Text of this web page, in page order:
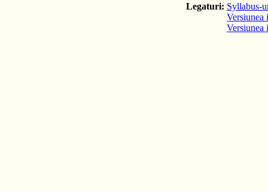
Legaturi: Syllabus-
Versiunea